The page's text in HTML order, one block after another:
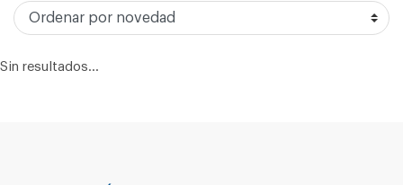
Sin resultados...